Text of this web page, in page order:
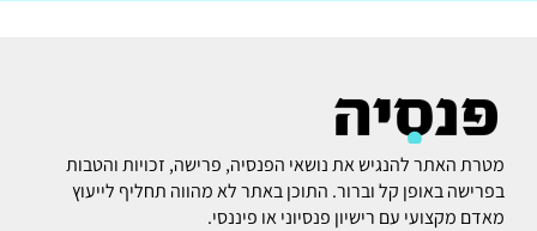
מטרת האתר להנגיש את נושאי הפנסיה, פרישה, זכויות והטבות
בפרישה באופן קל וברור. התוכן באתר לא מהווה תחליף לייעוץ
מאדם מקצועי עם רישיון פנסיוני או פיננסי.